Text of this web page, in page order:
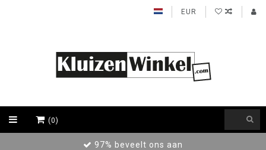
EUR
(0)
97% beveelt ons aan